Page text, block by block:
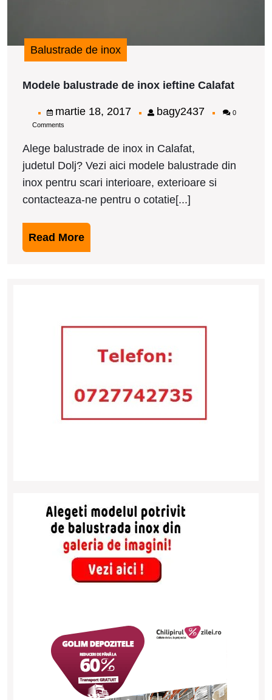
Balustrade de inox
Modele balustrade de inox ieftine Calafat
inox
martie 18, 2017martie
2017
bagy2437bagy2437
0
Comments
Alege balustrade de inox in Calafat,
judetul Dolj? Vezi aici modele balustrade din
inox pentru scari interioare, exterioare si
contacteaza-ne pentru o cotatie[...]
Read MoreRead
More